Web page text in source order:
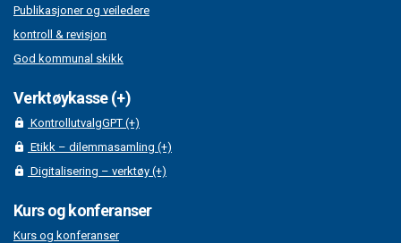
Publikasjoner og veiledere
kontroll & revisjon
God kommunal skikk
Verktøykasse (+)
KontrollutvalgGPT (+)
Etikk – dilemmasamling (+)
Digitalisering – verktøy (+)
Kurs og konferanser
Kurs og konferanser